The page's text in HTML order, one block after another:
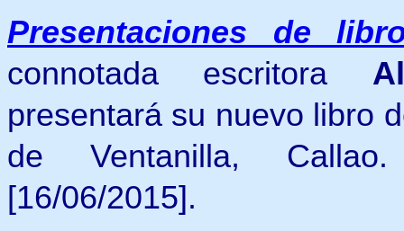
Presentaciones de
connotada escritora
presentará su nuevo libro
de Ventanilla,
[16/06/2015].